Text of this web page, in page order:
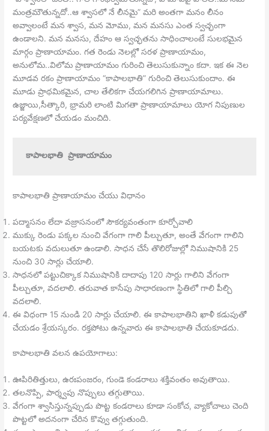
మంత్రమౌతున్నదో..ఆ శ్వాసలో నే లీనమై” మరి అంతగా మనం లీనం
అవ్వాలంటే మన శ్వాస, మన మోము, మన మనసు ఎంత స్వచ్ఛంగా
ఉండాలని. మన మనసు, దేహం ఆ స్వచ్ఛతను సాధించాలంటే సులభమైన
మార్గం ప్రాణాయామం. గత రెండు నెలల్లో సరళ ప్రాణాయామం,
అనులోమ..విలోమ ప్రాణాయామం గురించి తెలుసుకున్నాం కదా. ఇక ఈ నెల
మూడవ రకం ప్రాణాయామం “కాపాలభాతి” గురించి తెలుసుకుందాం. ఈ
మూడు ప్రాథమికమైన, చాల తేలికగా చేయగలిగిన ప్రాణాయామాలు.
ఉజ్జాయి,సీత్కారి, భ్రామరి లాంటి మిగతా ప్రాణాయామాలు యోగ నిపుణుల
పర్యవేక్షణలో చేయడం మంచిది.
కాపాలభాతి ప్రాణాయామం
కాపాలభాతి ప్రాణాయామం చేయు విధానం
పద్మాసనం లేదా వజ్రాసనంలో సౌకర్యవంతంగా కూర్చోవాలి
ముక్కు రెండు పక్కల నుంచి వేగంగా గాలి పీల్చుతూ, అంతే వేగంగా గాలిని
బయటకు వదులుతూ ఉండాలి. సాధన చేసే తొలిరోజుల్లో నిముషానికి 25
నుంచి 30 సార్లు చేయాలి.
సాధనలో పట్టుచిక్కాక నిముషానికి దాదాపు 120 సార్లు గాలిని వేగంగా
పీల్చుతూ, వదలాలి. తరువాత కాసేపు సాధారణంగా స్థితిలో గాలి పీల్చి
వదలాలి.
ఈ విధంగా 15 నుండి 20 సార్లు చేయాలి. ఈ కాపాలభాతిని ఖాళీ కడుపుతో
చేయడం శ్రేయస్కరం. రక్తపోటు ఉన్నవారు ఈ కాపాలభాతి చేయకూడదు.
కాపాలభాతి వలన ఉపయోగాలు:
ఊపిరితిత్తులు, ఉరఃపంజరం, గుండె కండరాలు శక్తివంతం అవుతాయి.
తలనొప్పి, పార్శ్వపు నొప్పులు తగ్గుతాయి.
వేగంగా శ్వాసిస్తున్నప్పుడు పొట్ట కండరాలు కూడా సంకోచ, వ్యాకోచాలు చెంది
పొట్టలో అదనంగా చేరిన కొవ్వు తగ్గుతుంది.